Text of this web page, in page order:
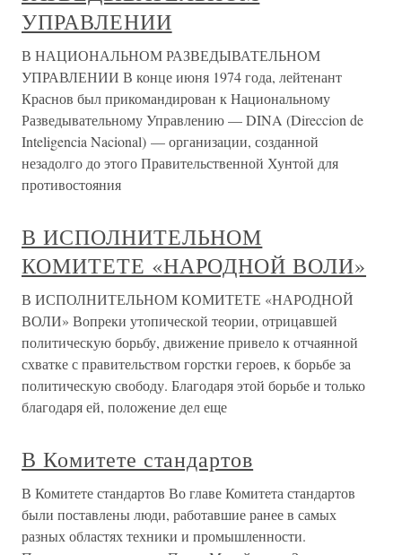
УПРАВЛЕНИИ
В НАЦИОНАЛЬНОМ РАЗВЕДЫВАТЕЛЬНОМ
УПРАВЛЕНИИ В конце июня 1974 года, лейтенант
Краснов был прикомандирован к Национальному
Разведывательному Управлению — DINA (Direccion de
Inteligencia Nacional) — организации, созданной
незадолго до этого Правительственной Хунтой для
противостояния
В ИСПОЛНИТЕЛЬНОМ
КОМИТЕТЕ «НАРОДНОЙ ВОЛИ»
В ИСПОЛНИТЕЛЬНОМ КОМИТЕТЕ «НАРОДНОЙ
ВОЛИ» Вопреки утопической теории, отрицавшей
политическую борьбу, движение привело к отчаянной
схватке с правительством горстки героев, к борьбе за
политическую свободу. Благодаря этой борьбе и только
благодаря ей, положение дел еще
В Комитете стандартов
В Комитете стандартов Во главе Комитета стандартов
были поставлены люди, работавшие ранее в самых
разных областях техники и промышленности.